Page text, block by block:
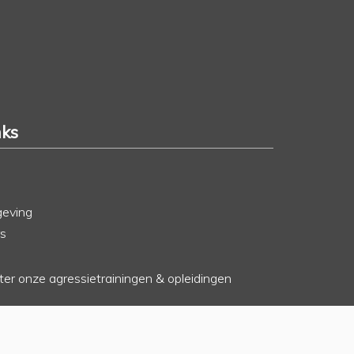
onze agressietrainingen & opleidingen